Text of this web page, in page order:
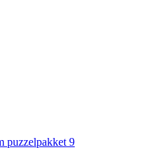
puzzelpakket 9